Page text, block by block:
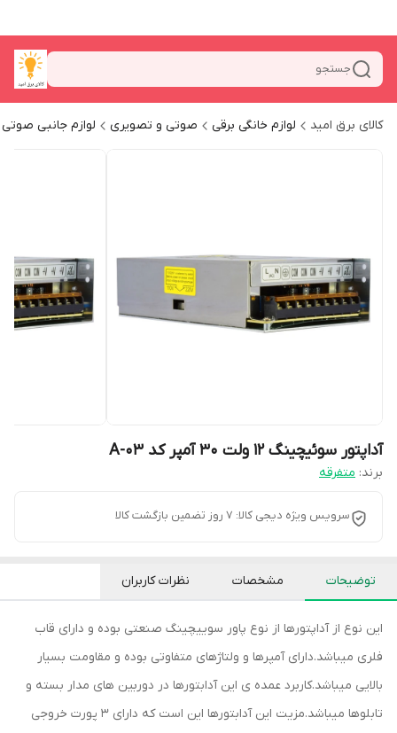
جستجو
کالای برق امید لوازم خانگی برقی صوتی و تصویری لوازم جانبی
آداپتور سوئیچینگ 12 ولت 30 آمپر کد A-03
برند: متفرقه
سرویس ویژه دیجی کالا: 7 روز تضمین بازگشت کالا
توضیحات مشخصات نظرات کاربران
این نوع از آداپتورها از نوع پاور سوییچینگ صنعتی بوده و دارای قاب
فلری میباشد.دارای آمپرها و ولتاژهای متفاوتی بوده و مقاومت بسیار
بالایی میباشد.کاربرد عمده ی این آدابتورها در دوربین های مدار بسته و
تابلوها میباشد.مزیت این آدابتورها این است که دارای 3 پورت خروجی